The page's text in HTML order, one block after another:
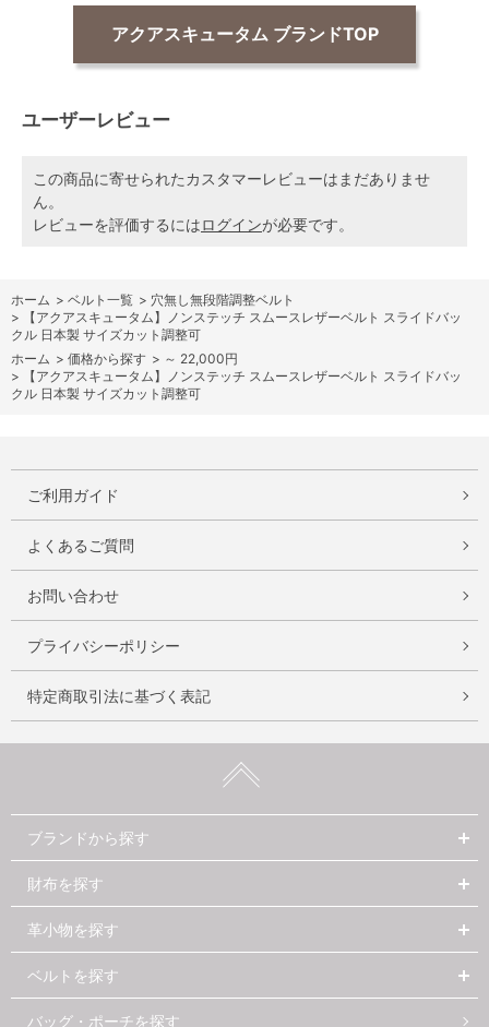
アクアスキュータム ブランドTOP
ユーザーレビュー
この商品に寄せられたカスタマーレビューはまだありませ
ん。
レビューを評価するにはログインが必要です。
ホーム > ベルト一覧 > 穴無し無段階調整ベルト
>
【アクアスキュータム】ノンステッチ スムースレザーベルト スライドバッ
クル 日本製 サイズカット調整可
ホーム > 価格から探す > ～ 22,000円
>
【アクアスキュータム】ノンステッチ スムースレザーベルト スライドバッ
クル 日本製 サイズカット調整可
ご利用ガイド
よくあるご質問
お問い合わせ
プライバシーポリシー
特定商取引法に基づく表記
ブランドから探す
財布を探す
革小物を探す
ベルトを探す
バッグ・ポーチを探す